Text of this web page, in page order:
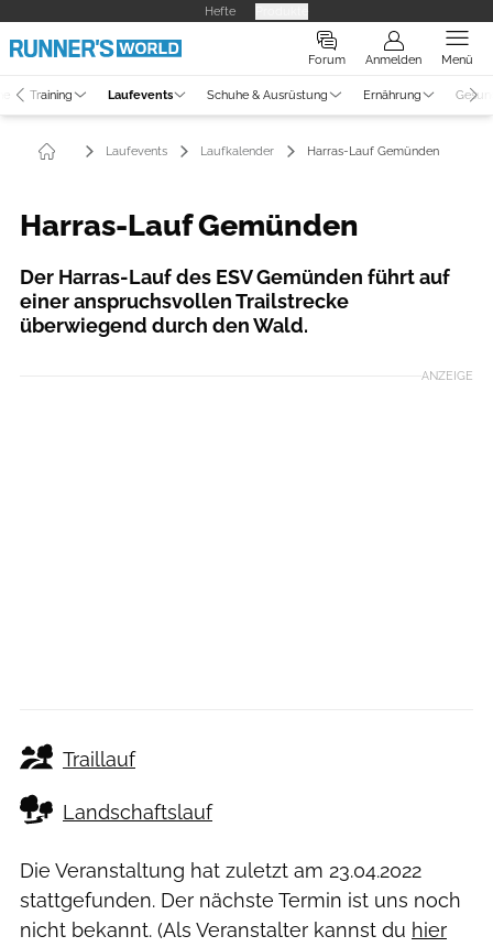
Hefte
Forum Anmelden Menü
Training Laufevents Schuhe & Ausrüstung Ernährung
Laufevents Laufkalender Harras-Lauf Gemünden
Harras-Lauf Gemünden
Der Harras-Lauf des ESV Gemünden führt auf
einer anspruchsvollen Trailstrecke
überwiegend durch den Wald.
ANZEIGE
Traillauf
Landschaftslauf
Die Veranstaltung hat zuletzt am 23.04.2022
stattgefunden. Der nächste Termin ist uns noch
nicht bekannt. (Als Veranstalter kannst du hier